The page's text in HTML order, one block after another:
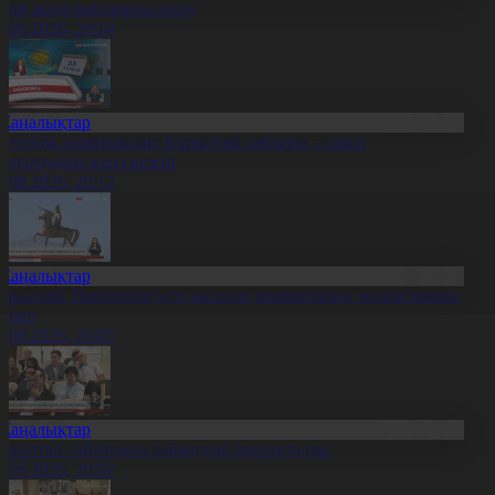
жаңалықтарына шолу
20:14
сарапшылар: Құрылтай сайлауы – саяси
жаңа кезеңі
20:12
Партиялар үгіт-насихат жұмыстарын жалғастырып
20:05
сайлауына дайындық пысықталды
20:02